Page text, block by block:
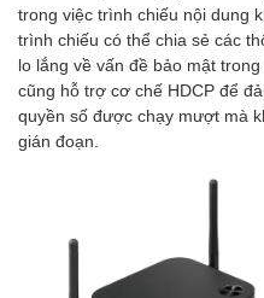
trong việc trình chiếu nội dung
trình chiếu có thể chia sẻ các
lo lắng về vấn đề bảo mật
cũng hỗ trợ cơ chế HDCP để
quyền số được chạy mượt mà
gián đoạn.